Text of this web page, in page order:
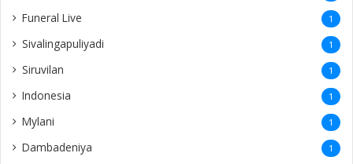
Funeral Live 1
Sivalingapuliyadi 1
Siruvilan 1
Indonesia 1
Mylani 1
Dambadeniya 1